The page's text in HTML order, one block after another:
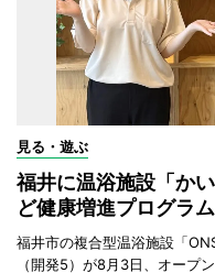
見る・遊ぶ
福井に温浴施設「か
ど健康増進プログラ
福井市の複合型温浴施設「
（開発5）が8月3日、オープン